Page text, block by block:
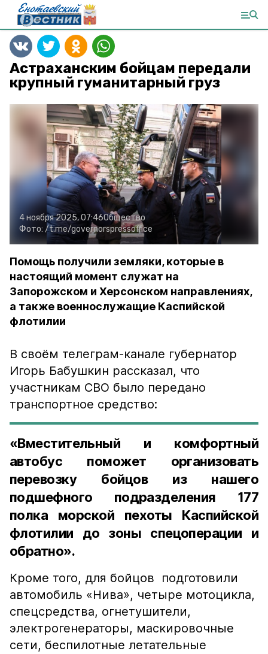
Астраханским бойцам передали
крупный гуманитарный груз
4 ноября 2025, 07:46Общество
Фото: /t.me/governorspressoffice
Помощь получили земляки, которые в
настоящий момент служат на
Запорожском и Херсонском направлениях,
а также военнослужащие Каспийской
флотилии
В своём телеграм-канале губернатор
Игорь Бабушкин рассказал, что
участникам СВО было передано
транспортное средство:
«Вместительный и комфортный
автобус поможет организовать
перевозку бойцов из нашего
подшефного подразделения 177
полка морской пехоты Каспийской
флотилии до зоны спецоперации и
обратно».
Кроме того, для бойцов подготовили
автомобиль «Нива», четыре мотоцикла,
спецсредства, огнетушители,
электрогенераторы, маскировочные
сети, беспилотные летательные